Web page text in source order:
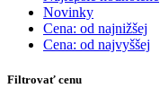
Novinky
Cena: od najnižšej
Cena: od najvyššej
Filtrovať cenu